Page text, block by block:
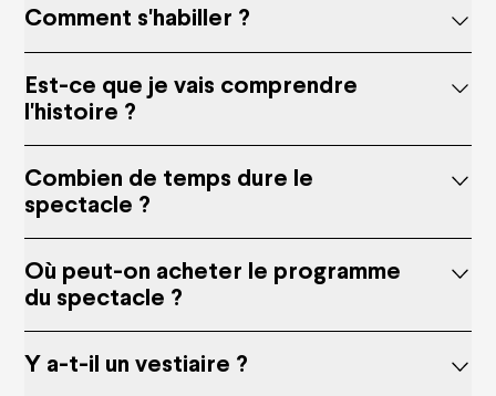
Comment s'habiller ?
Est-ce que je vais comprendre
l'histoire ?
Combien de temps dure le
spectacle ?
Où peut-on acheter le programme
du spectacle ?
Y a-t-il un vestiaire ?